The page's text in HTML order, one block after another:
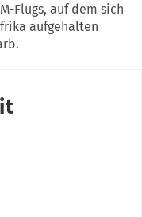
Flugs, auf dem sich
aufgehalten